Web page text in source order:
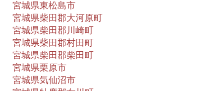
宮城県東松島市
宮城県柴田郡大河原町
宮城県柴田郡川崎町
宮城県柴田郡村田町
宮城県柴田郡柴田町
宮城県栗原市
宮城県気仙沼市